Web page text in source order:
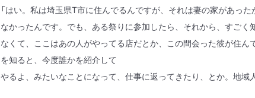
「はい。私は埼玉県T市に住んでるんですが、それは妻の家があっ
なかったんです。でも、ある祭りに参加したら、それから、すご
なくて、ここはあの人がやってる店だとか、この間会った彼が住
を知ると、今度誰かを紹介して
やるよ、みたいなことになって、仕事に返ってきたり、とか。地域